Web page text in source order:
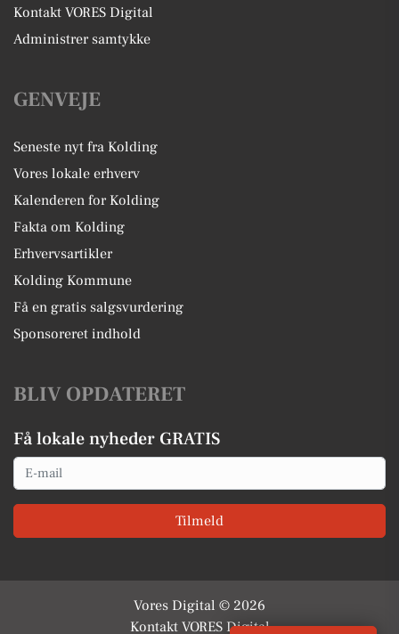
Kontakt VORES Digital
Administrer samtykke
GENVEJE
Seneste nyt fra Kolding
Vores lokale erhverv
Kalenderen for Kolding
Fakta om Kolding
Erhvervsartikler
Kolding Kommune
Få en gratis salgsvurdering
Sponsoreret indhold
BLIV OPDATERET
Få lokale nyheder GRATIS
Email
Tilmeld
Vores Digital © 2026
Kontakt VORES Digital